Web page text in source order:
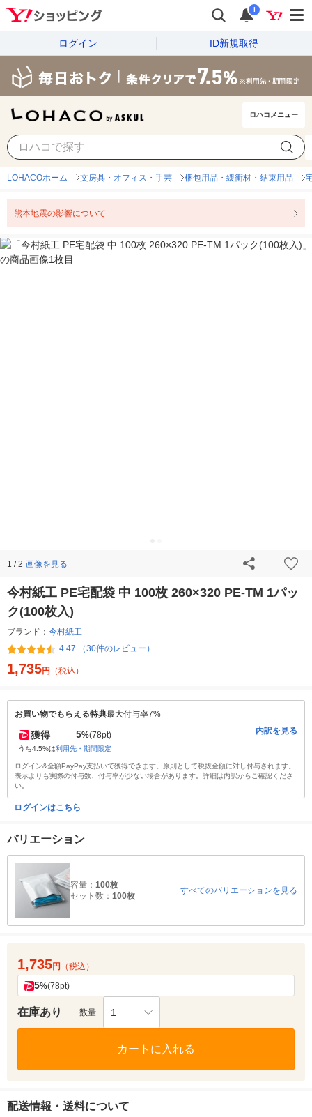
i
ログイン ID新規取得
ロハコメニュー
LOHACOホーム 文房具・オフィス・手芸 梱包用品・緩衝材・結束用品
熊本地震の影響について
1 / 2 画像を見る
今村紙工 PE宅配袋 中 100枚 260×320 PE-TM 1パッ
ク(100枚入)
ブランド： 今村紙工
4.47 （30件のレビュー）
1,735円 （税込）
お買い物でもらえる特典最大付与率7%
獲得 5%(78pt)
うち4.5%は利用先・期間限定
内訳を見る
ログイン&全額PayPay支払いで獲得できます。原則として税抜金額に対し付与されます。
表示よりも実際の付与数、付与率が少ない場合があります。詳細は内訳からご確認くださ
い。
ログインはこちら
バリエーション
容量： 100枚
セット数： 100枚
すべてのバリエーションを見る
1,735円 （税込）
5%(78pt)
在庫あり 数量 1
カートに入れる
配送情報・送料について